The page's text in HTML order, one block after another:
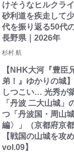
けそうなヒルクライ
砂利道を疾走して
代を振り返る50代
長野県｜2026年
杉村 航
【NHK大河『豊臣
弟！』ゆかりの城
しつこい… 光秀が
「丹波 二大山城」
つ「丹波国・周山
編〉」（京都府京都
【戦国の山城を攻
vol.09】